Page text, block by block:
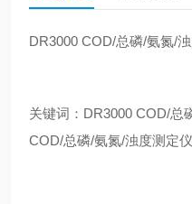
DR3000 COD/总磷/氨氮/
关键词：DR3000 COD/总
COD/总磷/氨氮/浊度测定仪